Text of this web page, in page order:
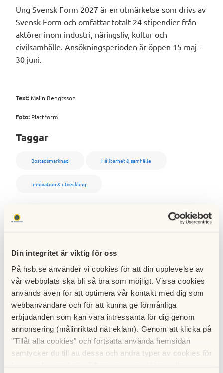
Din integritet är viktig för oss
På hsb.se använder vi cookies för att din upplevelse av
vår webbplats ska bli så bra som möjligt. Vissa cookies
används även för att optimera vår kontakt med dig som
webbanvändare och för att kunna ge förmånliga
erbjudanden som kan vara intressanta för dig genom
annonsering (målinriktad nätreklam). Genom att klicka på
"Tillåt alla cookies" och fortsätta använda hemsidan
samtycker du till att dessa och andra typer av cookies för
Ung Svensk Form 2027 är en utmärkelse som drivs av
Svensk Form och omfattar totalt 24 stipendier från
aktörer inom industri, näringsliv, kultur och
civilsamhälle. Ansökningsperioden är öppen 15 maj–
30 juni.
Text: Malin Bengtsson
Foto: Plattform
Taggar
Bostadsmarknad Hållbarhet & samhälle
Innovation & utveckling
Dela artikeln
LinkedIn E-post
Kopiera länk
Relaterade artiklar